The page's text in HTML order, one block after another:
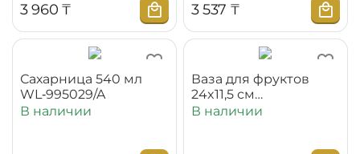
3 960 ₸ 3 537 ₸
Сахарница 540 мл
WL‑995029/A
В наличии
Ваза для фруктов
24x11,5 см
WL‑996126/1C
В наличии